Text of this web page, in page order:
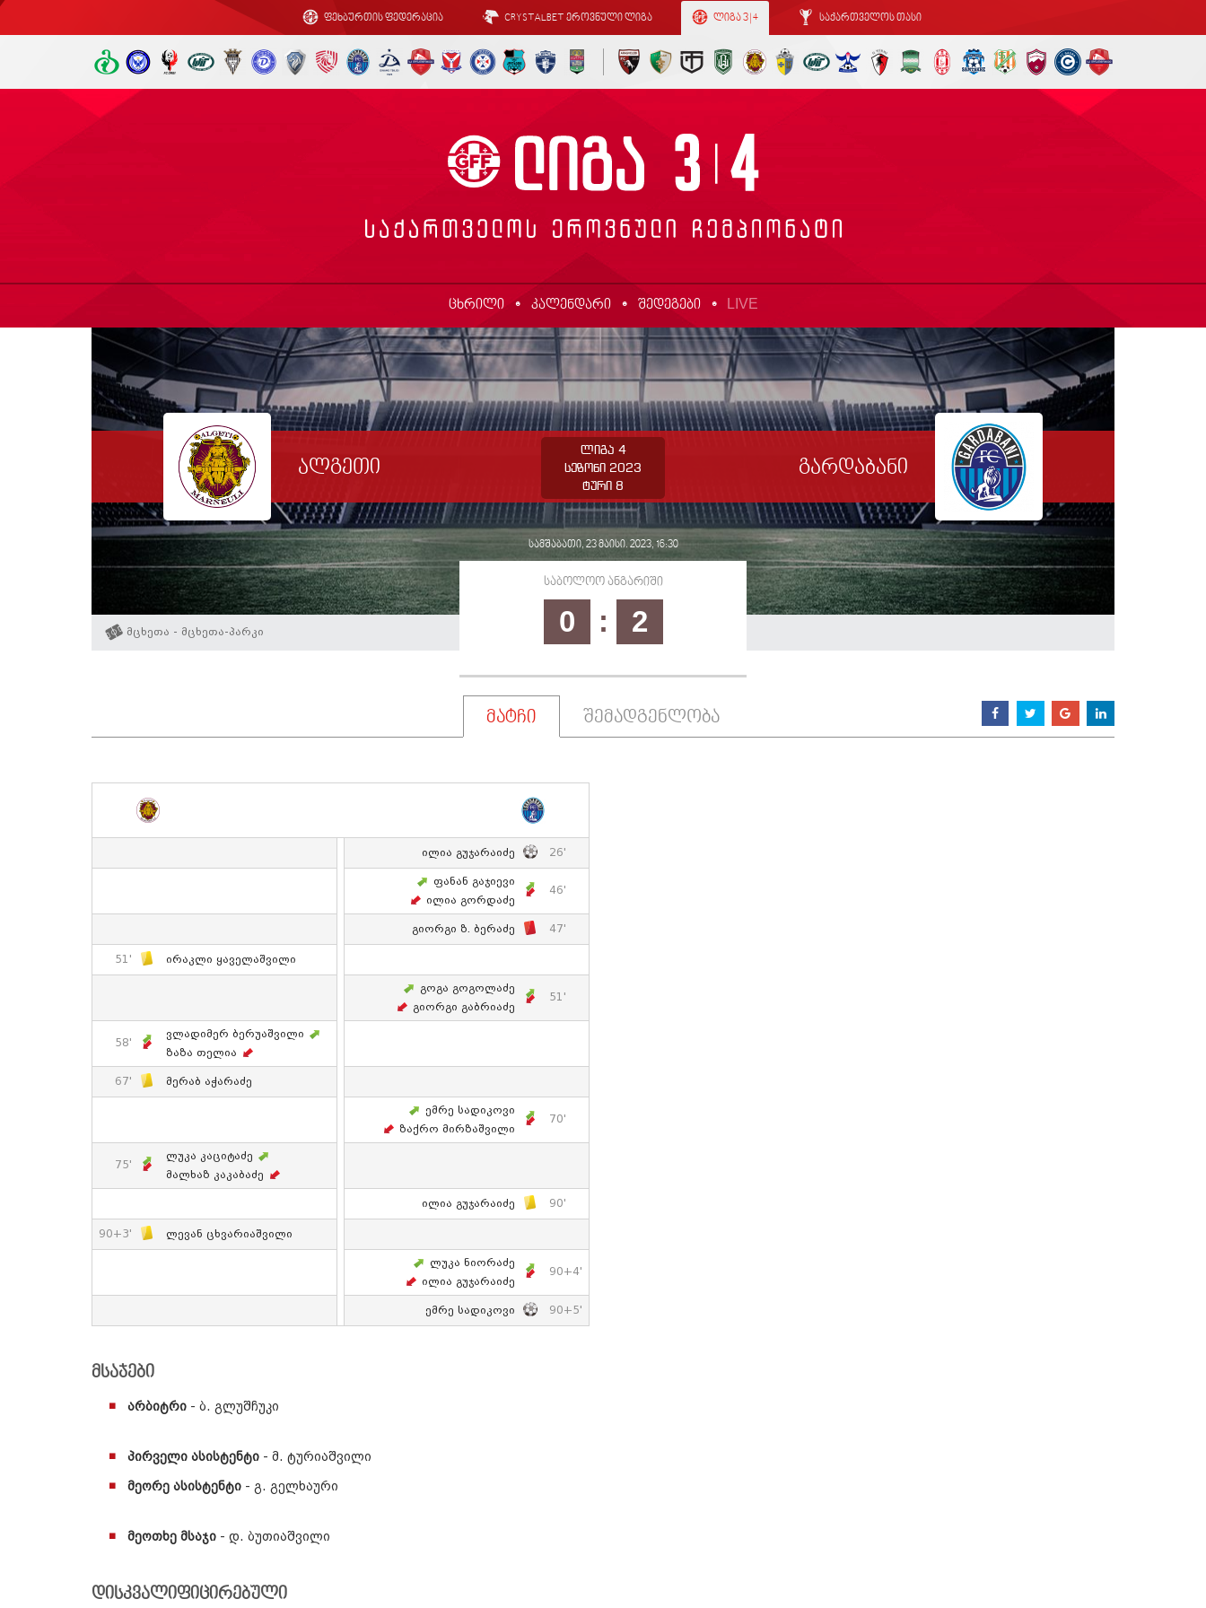
ფეხბურთის ფედერაცია CRYSTALBET ეროვნული ლიგა ლიგა 3 | 4 საქართველოს თასი
ცხრილი კალენდარი შედეგები LIVE
ალგეთი გარდაბანი
ლიგა 4
სეზონი 2023
ტური 8
სამშაბათი, 23 მაისი. 2023, 16:30
საბოლოო ანგარიში
0 : 2
მცხეთა - მცხეთა-პარკი
მატჩი შემადგენლობა
Ილია Გუჯარაიძე 26'
Ფანან Გაჯიევი
Ილია Გორდაძე
46'
Გიორგი Ზ. Ბერაძე 47'
51' Ირაკლი Ყაველაშვილი
Გოგა Გოგოლაძე
Გიორგი Გაბრიაძე
51'
58'
Ვლადიმერ Ბერუაშვილი
Ზაზა Თელია
67' Მერაბ Აჭარაძე
Ემრე Სადიკოვი
Ზაქრო Მირზაშვილი
70'
75'
Ლუკა Კაციტაძე
Მალხაზ Კაკაბაძე
Ილია Გუჯარაიძე 90'
90+3' Ლევან Ცხვარიაშვილი
Ლუკა Ნიორაძე
Ილია Გუჯარაიძე
90+4'
Ემრე Სადიკოვი 90+5'
მსაჯები
არბიტრი - ბ. გლუშჩუკი
პირველი ასისტენტი - მ. ტურიაშვილი
მეორე ასისტენტი - გ. გელხაური
მეოთხე მსაჯი - დ. ბუთიაშვილი
დისკვალიფიცირებული